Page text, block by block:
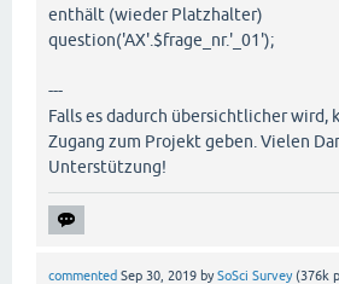
enthält (wieder Platzhalter)
question('AX'.$frage_nr.'_01');
---
Falls es dadurch übersichtlicher wird,
Zugang zum Projekt geben. Vielen
Unterstützung!
commented Sep 30, 2019 bySoSci Survey (376k